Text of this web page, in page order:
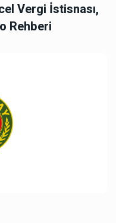
Vergi İstisnası,
Rehberi